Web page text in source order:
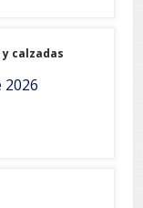
calzadas
2026